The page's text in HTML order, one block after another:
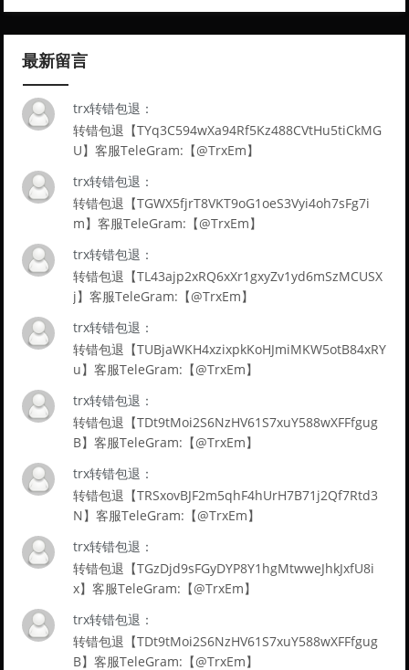
最新留言
trx转错包退：
转错包退【TYq3C594wXa94Rf5Kz488CVtHu5tiCkMG
U】客服TeleGram:【@TrxEm】
trx转错包退：
转错包退【TGWX5fjrT8VKT9oG1oeS3Vyi4oh7sFg7i
m】客服TeleGram:【@TrxEm】
trx转错包退：
转错包退【TL43ajp2xRQ6xXr1gxyZv1yd6mSzMCUSX
j】客服TeleGram:【@TrxEm】
trx转错包退：
转错包退【TUBjaWKH4xzixpkKoHJmiMKW5otB84xRY
u】客服TeleGram:【@TrxEm】
trx转错包退：
转错包退【TDt9tMoi2S6NzHV61S7xuY588wXFFfgug
B】客服TeleGram:【@TrxEm】
trx转错包退：
转错包退【TRSxovBJF2m5qhF4hUrH7B71j2Qf7Rtd3
N】客服TeleGram:【@TrxEm】
trx转错包退：
转错包退【TGzDjd9sFGyDYP8Y1hgMtwweJhkJxfU8i
x】客服TeleGram:【@TrxEm】
trx转错包退：
转错包退【TDt9tMoi2S6NzHV61S7xuY588wXFFfgug
B】客服TeleGram:【@TrxEm】